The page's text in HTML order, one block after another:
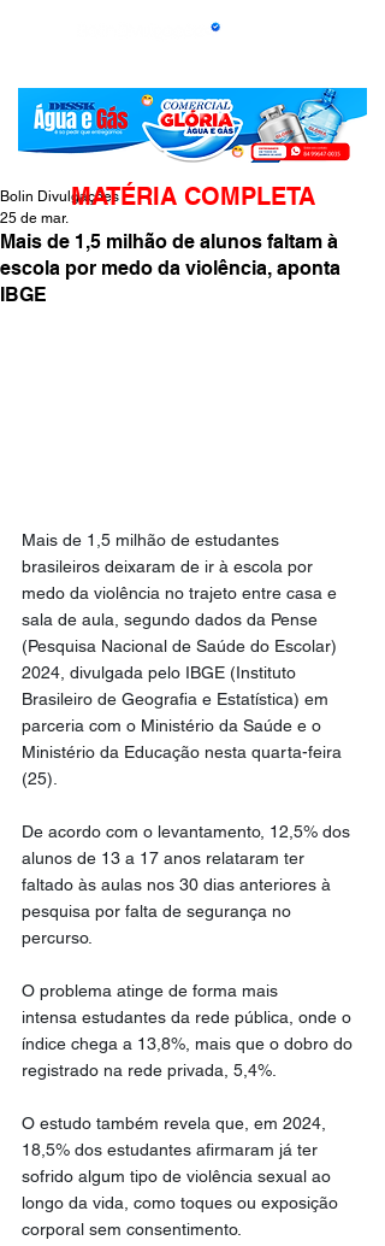
Mais de 1,5 milhão de alunos faltam à
escola por medo da violência, aponta
IBGE
Bolin Divulgações
25 de mar.
Mais de 1,5 milhão de estudantes
brasileiros deixaram de ir à escola por
medo da violência no trajeto entre casa e
sala de aula, segundo dados da Pense
(Pesquisa Nacional de Saúde do Escolar)
2024, divulgada pelo IBGE (Instituto
Brasileiro de Geografia e Estatística) em
parceria com o Ministério da Saúde e o
Ministério da Educação nesta quarta-feira
(25).
De acordo com o levantamento, 12,5% dos
alunos de 13 a 17 anos relataram ter
faltado às aulas nos 30 dias anteriores à
pesquisa por falta de segurança no
percurso.
O problema atinge de forma mais
intensa estudantes da rede pública, onde o
índice chega a 13,8%, mais que o dobro do
registrado na rede privada, 5,4%.
O estudo também revela que, em 2024,
18,5% dos estudantes afirmaram já ter
sofrido algum tipo de violência sexual ao
longo da vida, como toques ou exposição
corporal sem consentimento.
MATÉRIA COMPLETA